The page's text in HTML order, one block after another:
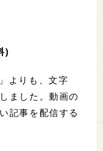
)
よりも、文字
ました。動画の
記事を配信する